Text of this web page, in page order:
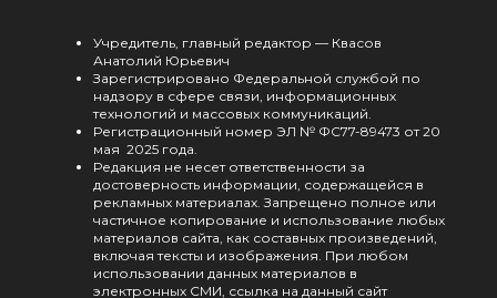
Учредитель, главный редактор — Квасов
Анатолий Юрьевич
Зарегистрировано Федеральной службой по
надзору в сфере связи, информационных
технологий и массовых коммуникаций.
Регистрационный номер ЭЛ № ФС77-89473 от 20
мая 2025 года.
Редакция не несет ответственности за
достоверность информации, содержащейся в
рекламных материалах. Запрещено полное или
частичное копирование и использование любых
материалов сайта, как составных произведений,
включая тексты и изображения. При любом
использовании данных материалов в
электронных СМИ, ссылка на данный сайт